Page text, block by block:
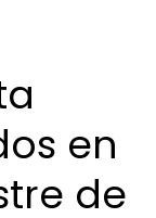
en
de